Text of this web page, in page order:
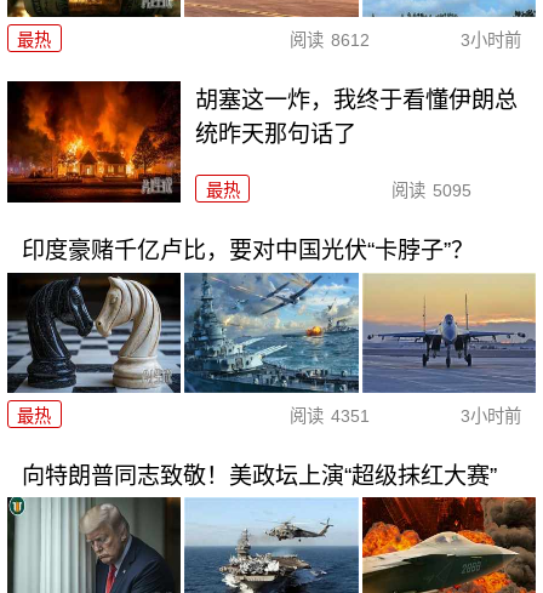
最热 阅读 8612 3小时前
胡塞这一炸，我终于看懂伊朗总
统昨天那句话了
最热 阅读 5095
印度豪赌千亿卢比，要对中国光伏“卡脖子”？
最热 阅读 4351 3小时前
向特朗普同志致敬！美政坛上演“超级抹红大赛”